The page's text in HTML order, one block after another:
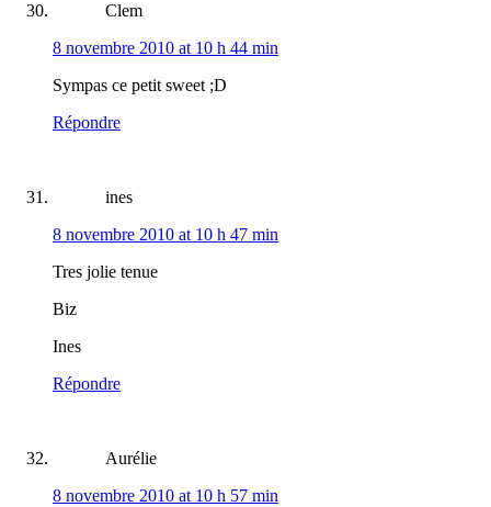
Clem
8 novembre 2010 at 10 h 44 min
Sympas ce petit sweet ;D
Répondre
ines
8 novembre 2010 at 10 h 47 min
Tres jolie tenue
Biz
Ines
Répondre
Aurélie
8 novembre 2010 at 10 h 57 min